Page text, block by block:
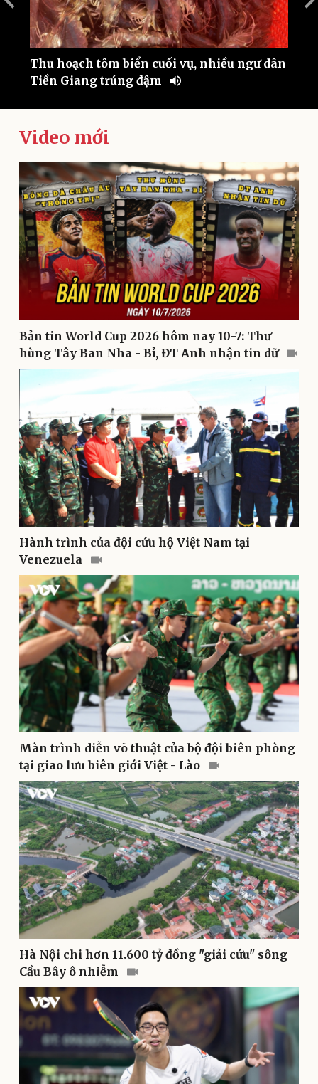
Cuộc sống đó đây
Hồ sơ
Ảnh
E-Magazine
Infographic
Kinh tế
Bất động sản
Khởi nghiệp
Thị trường
Giá vàng
Tiêu dùng
Tỷ giá
Chứng khoán
Giá cà phê
Pháp luật
Vụ án
Tin nóng
Tư vấn luật
Vũ khí
Việt Nam
Phân tích
Thể thao
Bóng đá
Lịch thi đấu bóng đá
Thế giới thể thao
eSports
Hậu trường
Ô tô - Xe máy
Ô tô
Xe máy
Tư vấn
Thu hoạch tôm biển cuối vụ, nhiều ngư dân
Tiền Giang trúng đậm
Video mới
Bản tin World Cup 2026 hôm nay 10-7: Thư
hùng Tây Ban Nha - Bỉ, ĐT Anh nhận tin dữ
Hành trình của đội cứu hộ Việt Nam tại
Venezuela
Màn trình diễn võ thuật của bộ đội biên phòng
tại giao lưu biên giới Việt - Lào
Hà Nội chi hơn 11.600 tỷ đồng "giải cứu" sông
Cầu Bây ô nhiễm